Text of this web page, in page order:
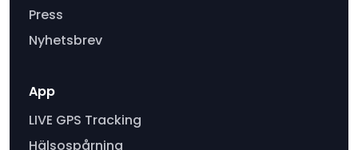
Press
Nyhetsbrev
App
LIVE GPS Tracking
Hälsospårning